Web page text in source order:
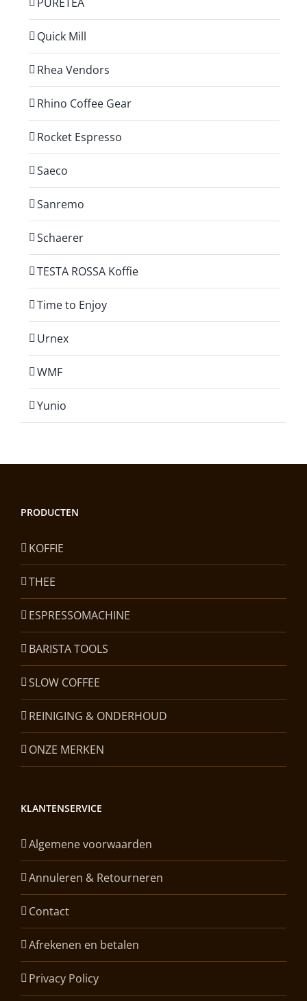
PURETEA
Quick Mill
Rhea Vendors
Rhino Coffee Gear
Rocket Espresso
Saeco
Sanremo
Schaerer
TESTA ROSSA Koffie
Time to Enjoy
Urnex
WMF
Yunio
PRODUCTEN
KOFFIE
THEE
ESPRESSOMACHINE
BARISTA TOOLS
SLOW COFFEE
REINIGING & ONDERHOUD
ONZE MERKEN
KLANTENSERVICE
Algemene voorwaarden
Annuleren & Retourneren
Contact
Afrekenen en betalen
Privacy Policy